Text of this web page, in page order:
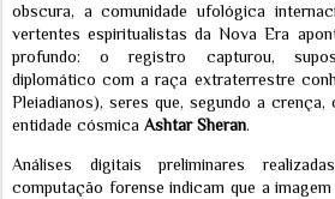
obscura, a comunidade ufológica
vertentes espiritualistas da Nova Era
profundo: o registro capturou,
diplomático com a raça extraterrestre
Pleiadianos), seres que, segundo a crença,
entidade cósmica Ashtar Sheran.
Análises digitais preliminares
computação forense indicam que a